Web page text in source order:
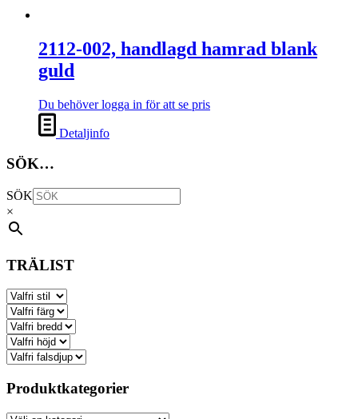
2112-002, handlagd hamrad blank
guld
Du behöver logga in för att se pris
Detaljinfo
SÖK…
SÖK
×
TRÄLIST
Produktkategorier